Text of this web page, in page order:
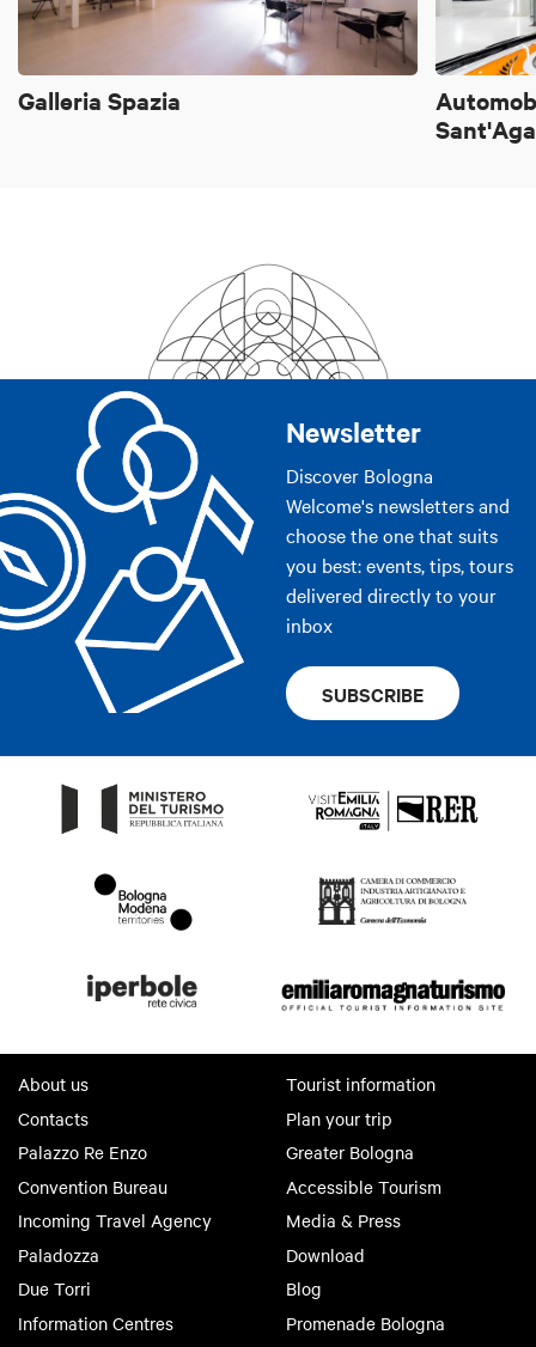
Galleria Spazia
Newsletter
Discover Bologna
Welcome's newsletters and
choose the one that suits
you best: events, tips, tours
delivered directly to your
inbox
SUBSCRIBE
About us
Contacts
Palazzo Re Enzo
Convention Bureau
Incoming Travel Agency
Paladozza
Due Torri
Information Centres
Tourist information
Plan your trip
Greater Bologna
Accessible Tourism
Media & Press
Download
Blog
Promenade Bologna